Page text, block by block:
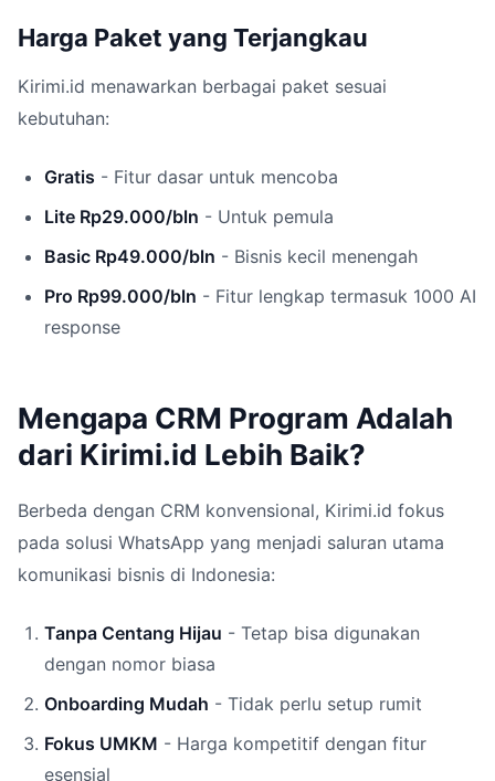
Harga Paket yang Terjangkau
Kirimi.id menawarkan berbagai paket sesuai
kebutuhan:
Gratis - Fitur dasar untuk mencoba
Lite Rp29.000/bln - Untuk pemula
Basic Rp49.000/bln - Bisnis kecil menengah
Pro Rp99.000/bln - Fitur lengkap termasuk 1000 AI
response
Mengapa CRM Program Adalah
dari Kirimi.id Lebih Baik?
Berbeda dengan CRM konvensional, Kirimi.id fokus
pada solusi WhatsApp yang menjadi saluran utama
komunikasi bisnis di Indonesia:
Tanpa Centang Hijau - Tetap bisa digunakan
dengan nomor biasa
Onboarding Mudah - Tidak perlu setup rumit
Fokus UMKM - Harga kompetitif dengan fitur
esensial